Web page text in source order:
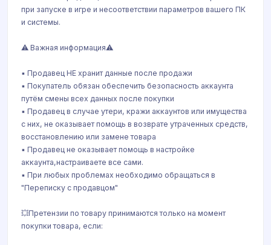
при запуске в игре и несоответствии параметров вашего ПК
и системы.
⚠️ Важная информация⚠️
▪️ Продавец НЕ хранит данные после продажи
▪️ Покупатель обязан обеспечить безопасность аккаунта
путём смены всех данных после покупки
▪️ Продавец в случае утери, кражи аккаунтов или имущества
с них, не оказывает помощь в возврате утраченных средств,
восстановлению или замене товара
▪️ Продавец не оказывает помощь в настройке
аккаунта,настраиваете все сами.
▪️ При любых проблемах необходимо обращаться в
"Переписку с продавцом"
💥Претензии по товару принимаются только на момент
покупки товара, если: